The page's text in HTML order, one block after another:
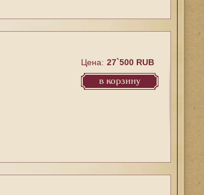
Цена: 27`500 RUB
в корзину